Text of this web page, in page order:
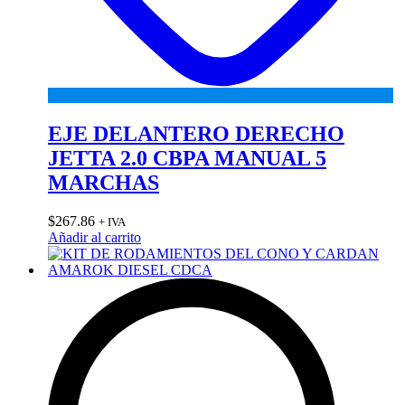
EJE DELANTERO DERECHO
JETTA 2.0 CBPA MANUAL 5
MARCHAS
$267.86 + IVA
Añadir al carrito